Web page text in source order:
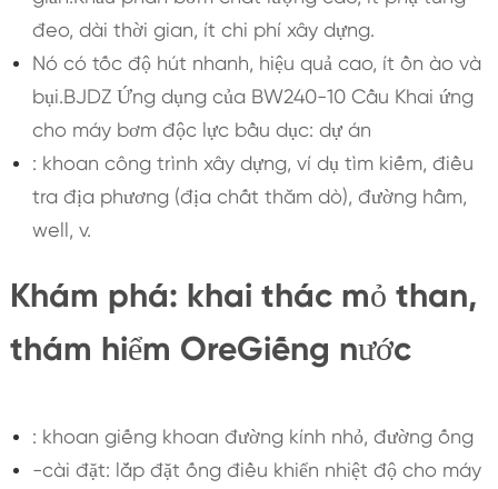
đeo, dài thời gian, ít chi phí xây dựng.
Nó có tốc độ hút nhanh, hiệu quả cao, ít ồn ào và
bụi.BJDZ Ứng dụng của BW240-10 Cầu Khai ứng
cho máy bơm độc lực bầu dục: dự án
: khoan công trình xây dựng, ví dụ tìm kiếm, điều
tra địa phương (địa chất thăm dò), đường hầm,
well, v.
Khám phá: khai thác mỏ than,
thám hiểm OreGiếng nước
: khoan giếng khoan đường kính nhỏ, đường ống
-cài đặt: lắp đặt ống điều khiển nhiệt độ cho máy